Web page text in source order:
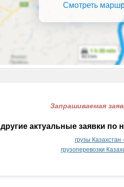
Смотреть
Запрашиваемая
актуальные заявки
грузы
грузоперевозки